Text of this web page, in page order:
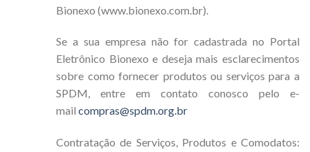
Bionexo (www.bionexo.com.br).
Se a sua empresa não for cadastrada no Portal
Eletrônico Bionexo e deseja mais esclarecimentos
sobre como fornecer produtos ou serviços para a
SPDM, entre em contato conosco pelo e-
mail compras@spdm.org.br
Contratação de Serviços, Produtos e Comodatos: